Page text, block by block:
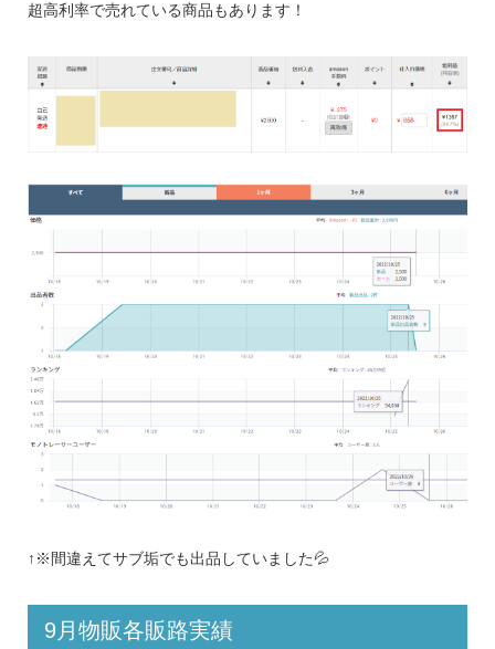
超高利率で売れている商品もあります！
↑※間違えてサブ垢でも出品していました💦
9月物販各販路実績